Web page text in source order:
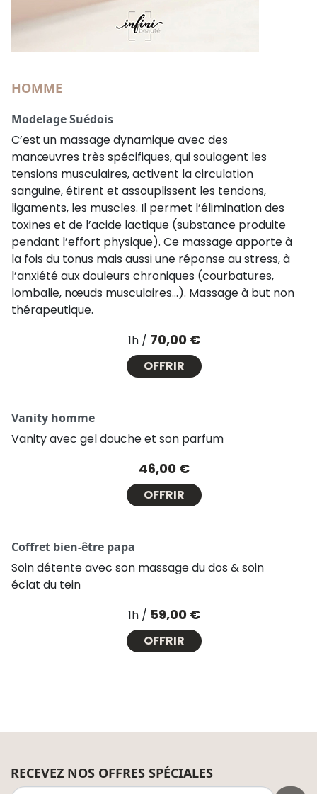
HOMME
Modelage Suédois
C’est un massage dynamique avec des
manœuvres très spécifiques, qui soulagent les
tensions musculaires, activent la circulation
sanguine, étirent et assouplissent les tendons,
ligaments, les muscles. Il permet l’élimination des
toxines et de l’acide lactique (substance produite
pendant l’effort physique). Ce massage apporte à
la fois du tonus mais aussi une réponse au stress, à
l’anxiété aux douleurs chroniques (courbatures,
lombalie, nœuds musculaires…). Massage à but non
thérapeutique.
1h / Prix
70,00 €
OFFRIR
Vanity homme
Vanity avec gel douche et son parfum
Prix
46,00 €
OFFRIR
Coffret bien-être papa
Soin détente avec son massage du dos & soin
éclat du tein
1h / Prix
59,00 €
OFFRIR
RECEVEZ NOS OFFRES SPÉCIALES